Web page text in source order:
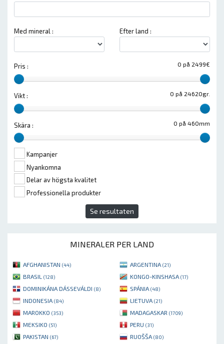
Med mineral : Efter land :
0 på 2499€
Pris :
0 på 24620gr.
Vikt :
0 på 460mm
Skära :
Kampanjer
Nyankomna
Delar av högsta kvalitet
Professionella produkter
Se resultaten
MINERALER PER LAND
AFGHANISTAN (44) ARGENTINA (21)
BRASIL (128) KONGO-KINSHASA (17)
DOMINIKÁNA DÁSSEVÁLDI (8) SPÁNIA (48)
INDONESIA (84) LIETUVA (21)
MAROKKO (353) MADAGASKAR (1709)
MEKSIKO (51) PERU (31)
PAKISTAN (67) RUOŠŠA (80)